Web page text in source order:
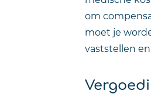
om
moet je
vaststellen